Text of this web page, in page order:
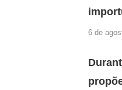
6 de